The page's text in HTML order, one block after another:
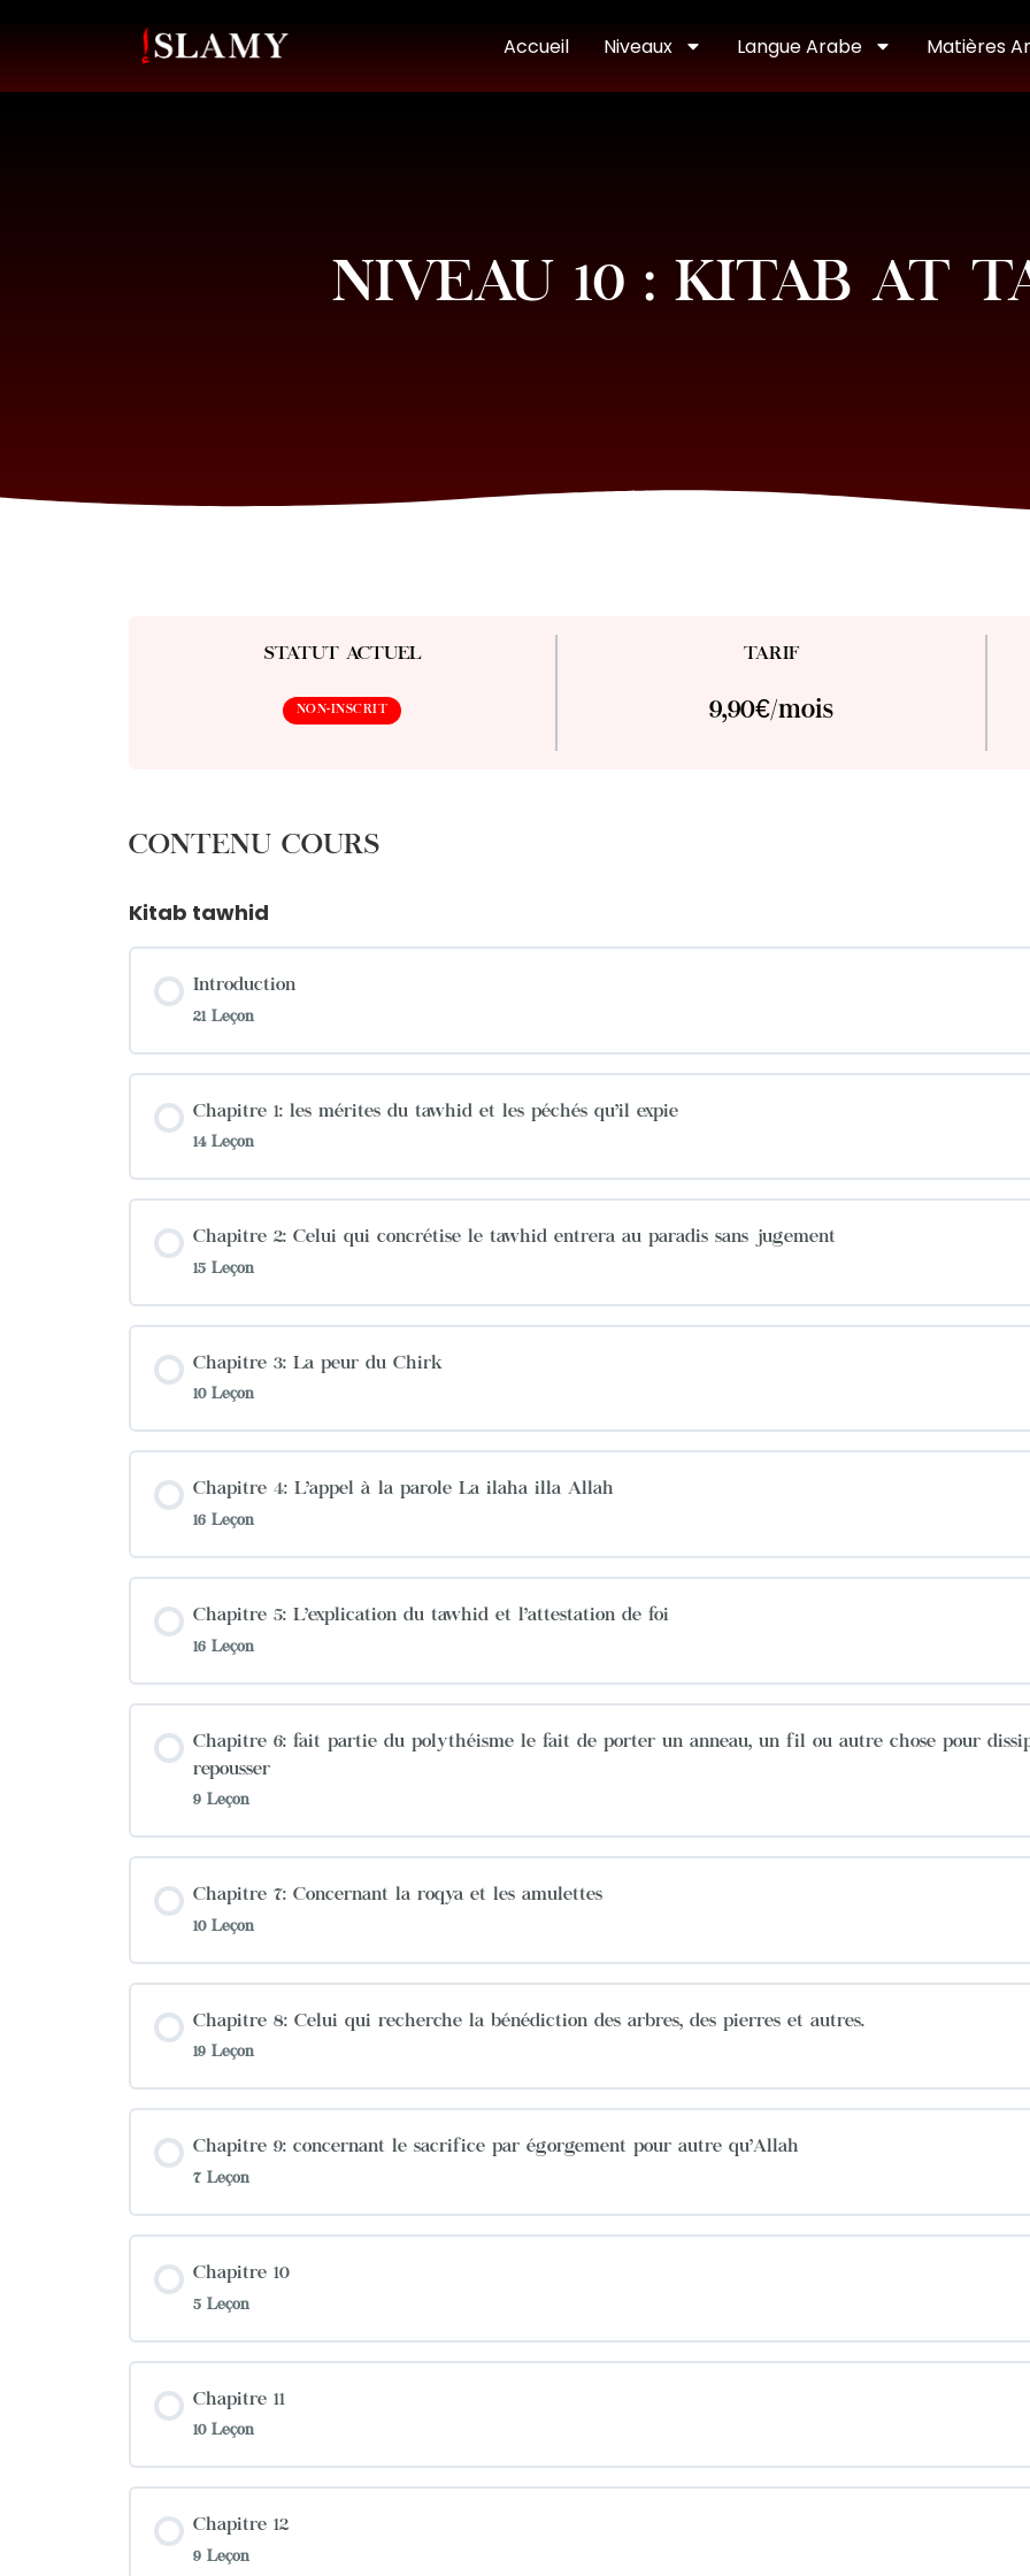
Accueil Niveaux Langue Arabe Matières
NIVEAU 10 : KITAB AT
STATUT ACTUEL
NON-INSCRIT
TARIF
9,90€/mois
CONTENU COURS
Kitab tawhid
Introduction
21 Leçon
Chapitre 1: les mérites du tawhid et les péchés qu’il expie
14 Leçon
Chapitre 2: Celui qui concrétise le tawhid entrera au paradis sans jugement
15 Leçon
Chapitre 3: La peur du Chirk
10 Leçon
Chapitre 4: L’appel à la parole La ilaha illa Allah
16 Leçon
Chapitre 5: L’explication du tawhid et l’attestation de foi
16 Leçon
Chapitre 6: fait partie du polythéisme le fait de porter un anneau, un fil ou autre chose pour
repousser
9 Leçon
Chapitre 7: Concernant la roqya et les amulettes
10 Leçon
Chapitre 8: Celui qui recherche la bénédiction des arbres, des pierres et autres.
19 Leçon
Chapitre 9: concernant le sacrifice par égorgement pour autre qu’Allah
7 Leçon
Chapitre 10
5 Leçon
Chapitre 11
10 Leçon
Chapitre 12
9 Leçon